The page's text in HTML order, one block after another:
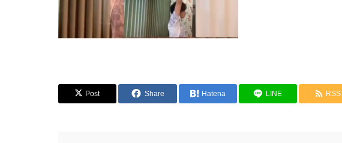
Post Share Hatena LINE RSS